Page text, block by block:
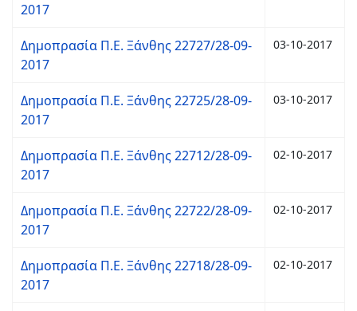
2017
Δημοπρασία Π.Ε. Ξάνθης 22727/28-09-
2017
03-10-2017
Δημοπρασία Π.Ε. Ξάνθης 22725/28-09-
2017
03-10-2017
Δημοπρασία Π.Ε. Ξάνθης 22712/28-09-
2017
02-10-2017
Δημοπρασία Π.Ε. Ξάνθης 22722/28-09-
2017
02-10-2017
Δημοπρασία Π.Ε. Ξάνθης 22718/28-09-
2017
02-10-2017